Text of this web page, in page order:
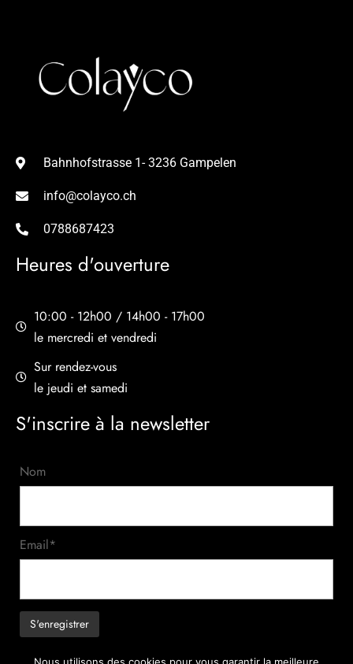
Bahnhofstrasse 1- 3236 Gampelen
info@colayco.ch
0788687423
Heures d'ouverture
10:00 - 12h00 / 14h00 - 17h00
le mercredi et vendredi
Sur rendez-vous
le jeudi et samedi
S'inscrire à la newsletter
Nom
Email*